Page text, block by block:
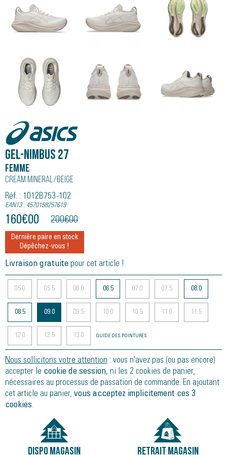
Asics
GEL-NIMBUS 27
Femme
Cream Mineral/beige
Réf. : 1012B753-102
EAN13 : 4570158257619
160€00 200€00
Dernière paire en stock
Dépêchez-vous !
Livraison gratuite pour cet article !
05.0 05.5 06.0 06.5 07.0 07.5 08.0
08.5 09.0 09.5 10.0 10.5 11.0 11.5
12.0 12.5 13.0 GUIDE DES POINTURES
Nous sollicitons votre attention : vous n'avez pas (ou pas encore)
accepter le cookie de session, ni les 2 cookies de panier,
nécessaires au processus de passation de commande. En ajoutant
cet article au panier, vous acceptez implicitement ces 3
cookies.
DISPO MAGASIN RETRAIT MAGASIN